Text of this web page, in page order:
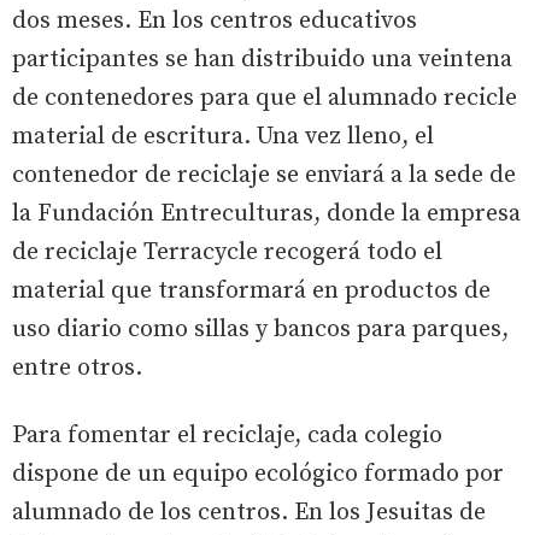
dos meses. En los centros educativos
participantes se han distribuido una veintena
de contenedores para que el alumnado recicle
material de escritura. Una vez lleno, el
contenedor de reciclaje se enviará a la sede de
la Fundación Entreculturas, donde la empresa
de reciclaje Terracycle recogerá todo el
material que transformará en productos de
uso diario como sillas y bancos para parques,
entre otros.
Para fomentar el reciclaje, cada colegio
dispone de un equipo ecológico formado por
alumnado de los centros. En los Jesuitas de